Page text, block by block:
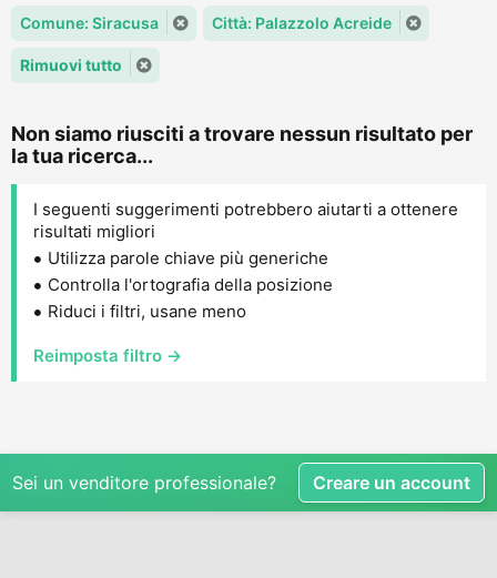
Comune: Siracusa Città: Palazzolo Acreide
Rimuovi tutto
Non siamo riusciti a trovare nessun risultato per
la tua ricerca...
I seguenti suggerimenti potrebbero aiutarti a ottenere
risultati migliori
Utilizza parole chiave più generiche
Controlla l'ortografia della posizione
Riduci i filtri, usane meno
Reimposta filtro →
Sei un venditore professionale? Creare un account